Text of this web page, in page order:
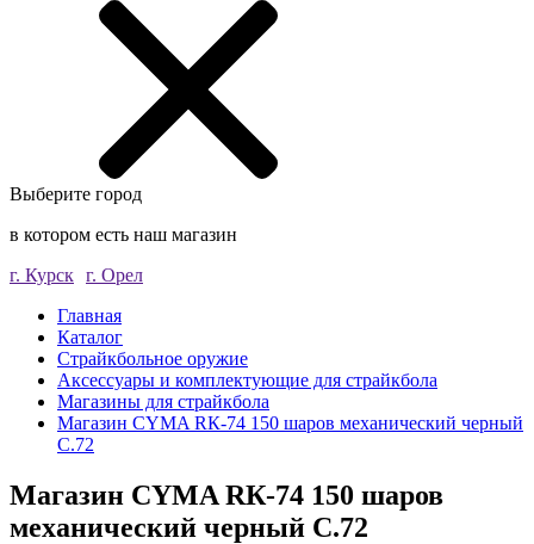
Выберите город
в котором есть наш магазин
г. Курск г. Орел
Главная
Каталог
Страйкбольное оружие
Аксессуары и комплектующие для страйкбола
Магазины для страйкбола
Магазин CYMA RК-74 150 шаров механический черный
C.72
Магазин CYMA RК-74 150 шаров
механический черный C.72